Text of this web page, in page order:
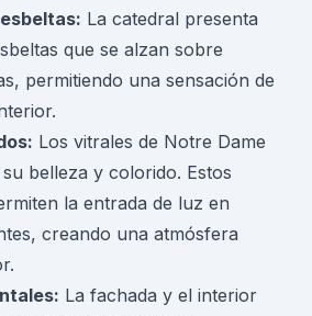
La catedral presenta
que se alzan sobre
permitiendo una sensación de
Los vitrales de Notre Dame
belleza y colorido. Estos
la entrada de luz en
creando una atmósfera
La fachada y el interior